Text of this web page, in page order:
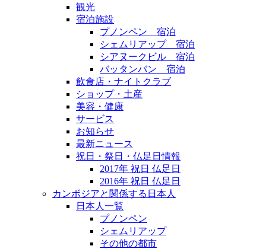
観光
宿泊施設
プノンペン 宿泊
シェムリアップ 宿泊
シアヌークビル 宿泊
バッタンバン 宿泊
飲食店・ナイトクラブ
ショップ・土産
美容・健康
サービス
お知らせ
最新ニュース
祝日・祭日・仏足日情報
2017年 祝日 仏足日
2016年 祝日 仏足日
カンボジアと関係する日本人
日本人一覧
プノンペン
シェムリアップ
その他の都市